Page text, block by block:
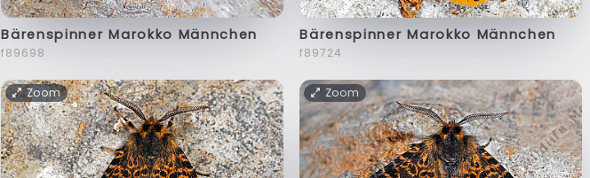
Bärenspinner Marokko Männchen
f89698
Bärenspinner Marokko Männchen
f89724
Zoom Zoom